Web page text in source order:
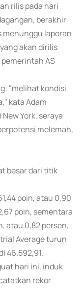
rilis pada hari
berakhir
menunggu laporan
akan dirilis
AS
"melihat kondisi
kata Adam
York, seraya
melemah,
besar dari titik
poin, atau 0,90
poin, sementara
atau 0,82 persen,
Average turun
46.592,91.
hari ini, induk
rekor